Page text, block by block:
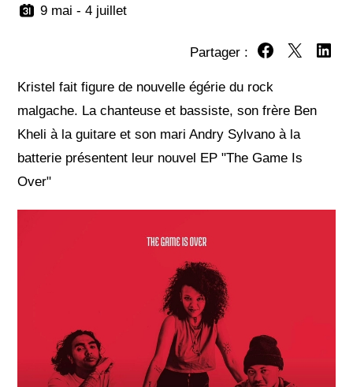
9 mai - 4 juillet
Partager :
Partager sur
Partager
Kristel fait figure de nouvelle égérie du rock
malgache. La chanteuse et bassiste, son frère Ben
Kheli à la guitare et son mari Andry Sylvano à la
batterie présentent leur nouvel EP "The Game Is
Over"